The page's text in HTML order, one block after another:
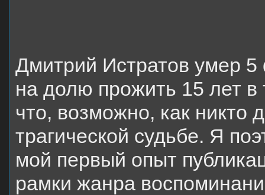
Дмитрий Истратов умер
на долю прожить 15 лет в
что, возможно, как никто
трагической судьбе. Я
мой первый опыт
рамки жанра